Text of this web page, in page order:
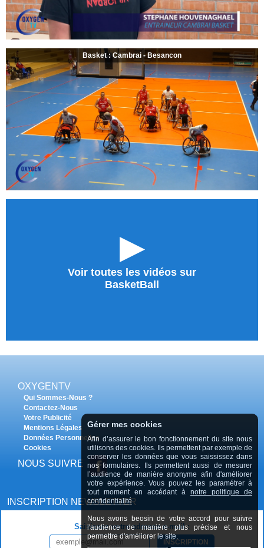
Basket : Cambrai - Besancon
►
Voir toutes les vidéos sur
BasketBall
OXYGENTV
Qui Sommes-Nous ?
Contactez-Nous
Votre Publicité
Mentions Légales
Données Personnelles
Cookies
NOUS SUIVRE
INSCRIPTION NEWSLETTER
Saisissez votre adresse e-mail :
INSCRIPTION
Gérer mes cookies
Afin d’assurer le bon fonctionnement du site nous
utilisons des cookies. Ils permettent par exemple de
conserver les données que vous saississez dans
nos formulaires. Ils permettent aussi de mesurer
l’audience de manière anonyme afin d'améliorer
votre expérience. Vous pouvez les paramétrer à
tout moment en accédant à notre politique de
confidentialité
Nous avons beosin de votre accord pour suivre
l'audience de manière plus précise et nous
permettre d'améliorer le site.